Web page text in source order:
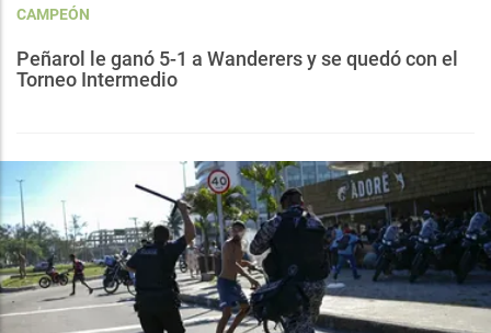
CAMPEÓN
Peñarol le ganó 5-1 a Wanderers y se quedó con el
Torneo Intermedio